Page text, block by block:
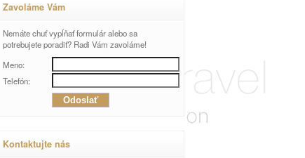
Zavoláme Vám
Nemáte chuť vypĺňať formulár alebo sa
potrebujete poradiť? Radi Vám zavoláme!
Meno:
Telefón:
Kontaktujte nás